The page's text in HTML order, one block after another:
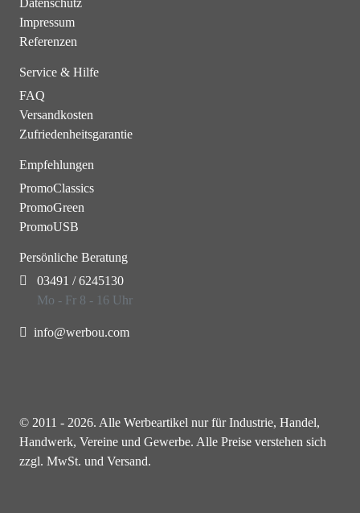
Datenschutz
Impressum
Referenzen
Service & Hilfe
FAQ
Versandkosten
Zufriedenheitsgarantie
Empfehlungen
PromoClassics
PromoGreen
PromoUSB
Persönliche Beratung
03491 / 6245130
Mo - Fr 8 - 16 Uhr
info@werbou.com
© 2011 - 2026. Alle Werbeartikel nur für Industrie, Handel,
Handwerk, Vereine und Gewerbe. Alle Preise verstehen sich
zzgl. MwSt. und Versand.